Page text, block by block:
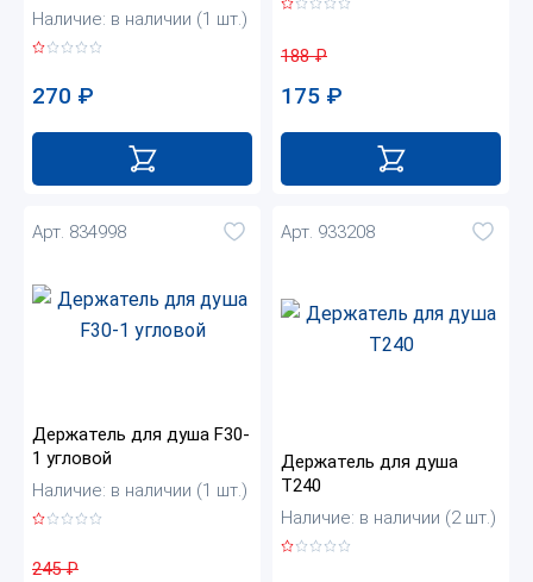
Наличие: в наличии (1 шт.)
270 ₽
188₽
175 ₽
Арт. 834998
Держатель для душа F30-
1 угловой
Наличие: в наличии (1 шт.)
245₽
Арт. 933208
Держатель для душа
Т240
Наличие: в наличии (2 шт.)